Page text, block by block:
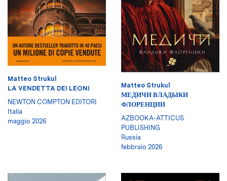
Matteo Strukul
LA VENDETTA DEI LEONI
NEWTON COMPTON EDITORI
Italia
maggio 2026
Matteo Strukul
МЕДИЧИ ВЛАДЫКИ
ФЛОРЕНЦИИ
AZBOOKA-ATTICUS
PUBLISHING
Russia
febbraio 2026